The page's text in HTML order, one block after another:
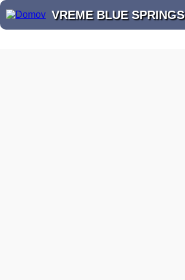
VREME BLUE SPRINGS